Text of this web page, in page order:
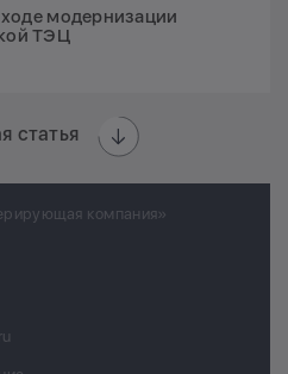
модернизации
ТЭЦ
статья
компания»